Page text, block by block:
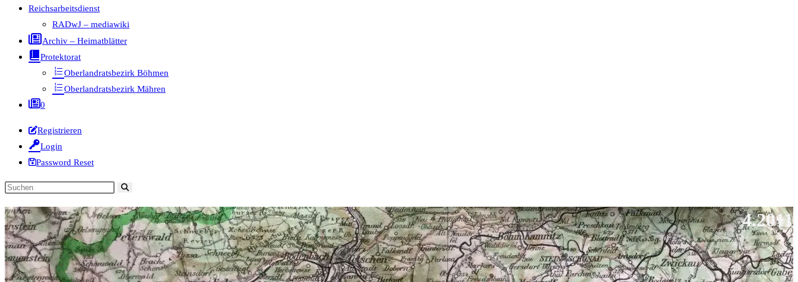
Reichsarbeitsdienst
RADwJ – mediawiki
Archiv – Heimatblätter
Protektorat
Oberlandratsbezirk Böhmen
Oberlandratsbezirk Mähren
0
Registrieren
Login
Password Reset
Diese
durchsuchen
4.2011